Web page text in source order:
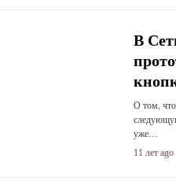
В
О том,
уже…
11 лет ago